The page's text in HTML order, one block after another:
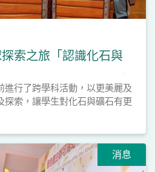
索之旅「認識化石與
進行了跨學科活動，以更美麗及
探索，讓學生對化石與礦石有更
消息